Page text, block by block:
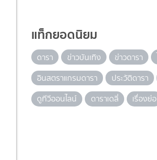
แท็กยอดนิยม
ดารา ข่าวบันเทิง ข่าวดารา
อินสตราแกรมดารา
ประวัติดารา
ดูทีวีออนไลน์
ดาราเดลี่ เรื่องย่อ